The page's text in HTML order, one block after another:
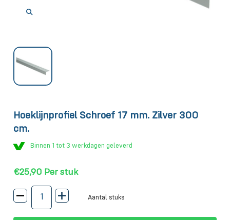
Hoeklijnprofiel Schroef 17 mm. Zilver 300
cm.
Binnen 1 tot 3 werkdagen geleverd
€25,90 Per stuk
Aantal stuks